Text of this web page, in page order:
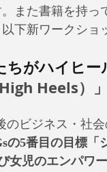
また書籍を持っ
下新ワークショ
がハイヒ
Heels）
のビジネス・社
の5番目の目標「
女児のエンパワ